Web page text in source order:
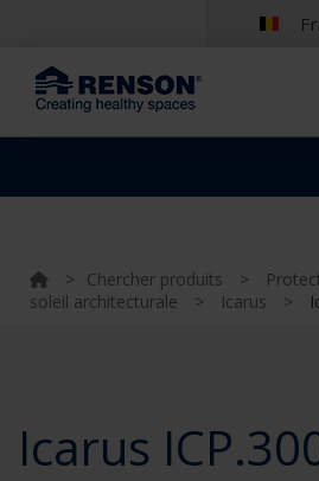
> Chercher produits >
soleil architecturale
> Icarus >
Icarus